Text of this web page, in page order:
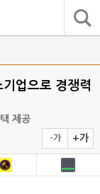
업으로 경쟁력
제공
-가 +가